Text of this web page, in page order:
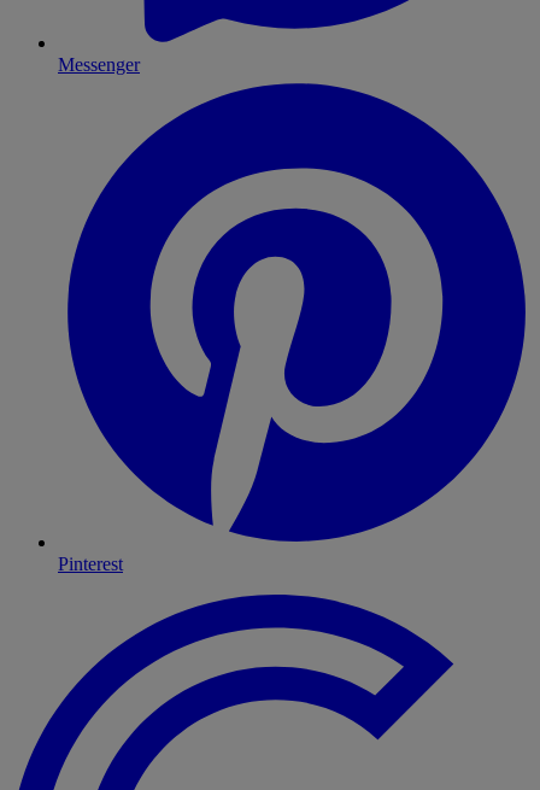
Messenger
Pinterest